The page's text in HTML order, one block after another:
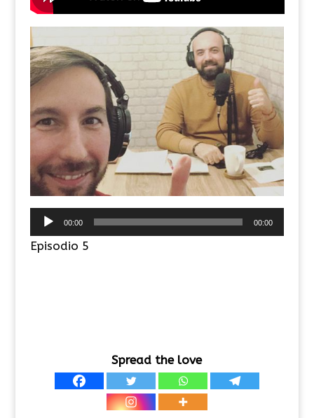
Reproductor
de
audio
00:00 00:00
Episodio 5
Spread the love